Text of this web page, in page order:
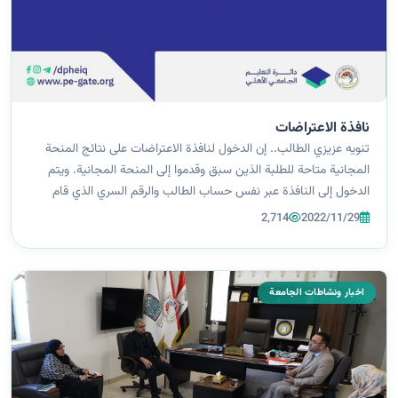
نافذة الاعتراضات
تنويه عزيزي الطالب.. إن الدخول لنافذة الاعتراضات على نتائج المنحة
المجانية متاحة للطلبة الذين سبق وقدموا إلى المنحة المجانية. ويتم
الدخول إلى النافذة عبر نفس حساب الطالب والرقم السري الذي قام
الطالب بالتقديم من خلاله للمنحة، وليست هناك حاجة لإنشاء حساب
2022/11/29
2,714
اخبار ونشاطات الجامعة